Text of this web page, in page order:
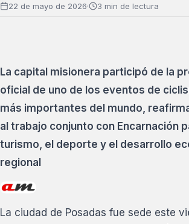
22 de mayo de 2026· 3 min de lectura
La capital misionera participó de la
oficial de uno de los eventos de
más importantes del mundo,
al trabajo conjunto con Encarnación
turismo, el deporte y el desarrollo
regional
La ciudad de Posadas fue sede este